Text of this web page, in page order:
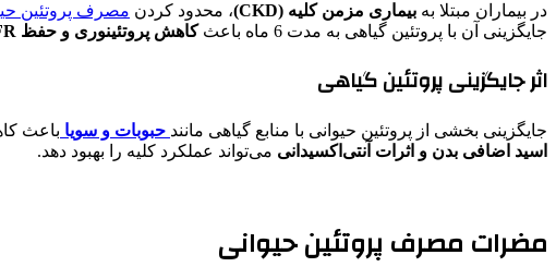
در بیماران مبتلا به بیماری مزمن کلیه (CKD) ، محدود کردن مصرف پروتئین
جایگزینی آن با پروتئین گیاهی به مدت 6 ماه باعث
کاهش پروتئینوری و حفظ GFR
اثر جایگزینی پروتئین گیاهی
جایگزینی بخشی از پروتئین حیوانی با منابع گیاهی مانند حبوبات و سویا باعث
اسید اضافی بدن و اثرات آنتی‌اکسیدانی می‌تواند عملکرد کلیه را بهبود دهد.
مضرات مصرف پروتئین حیوانی